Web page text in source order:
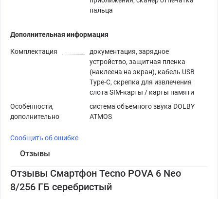
пальца
Дополнительная информация
Комплектация
документация, зарядное
устройство, защитная пленка
(наклеена на экран), кабель USB
Type-C, скрепка для извлечения
слота SIM-карты / карты памяти
Особенности,
дополнительно
система объемного звука DOLBY
ATMOS
Сообщить об ошибке
Отзывы
Отзывы Смартфон Tecno POVA 6 Neo
8/256 ГБ серебристый